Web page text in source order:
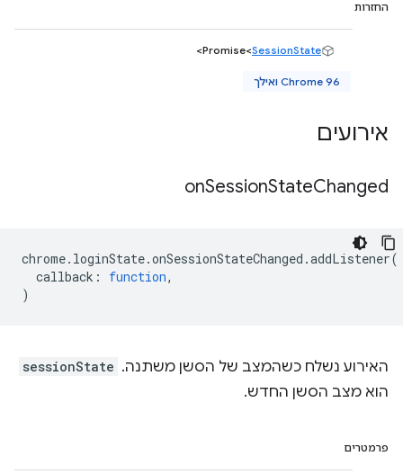
החזרות
Promise<SessionState
>
Chrome 96 ואילך
אירועים
onSessionStateChanged
chrome. loginState.onSessionStateChanged .addListener(
callback : function,
)
האירוע נשלח כשהמצב של הסשן משתנה. ‫ sessionState
הוא מצב הסשן החדש.
פרמטרים